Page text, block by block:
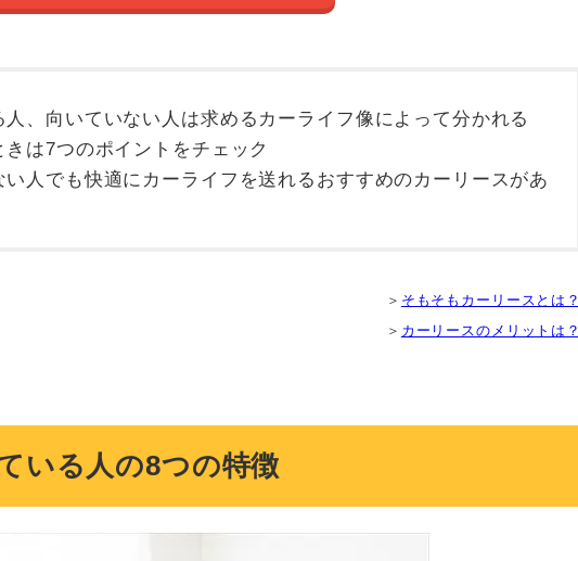
、向いていない人は求めるカーライフ像によって分かれる
は7つのポイントをチェック
人でも快適にカーライフを送れるおすすめのカーリースがあ
＞ そもそもカーリースとは？
＞ カーリースのメリットは？
いる人の8つの特徴